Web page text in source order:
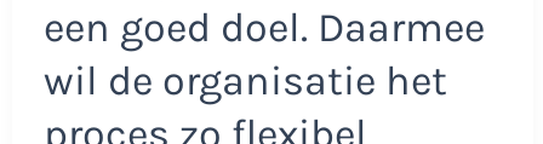
een goed doel. Daarmee
wil de organisatie het
proces zo flexibel